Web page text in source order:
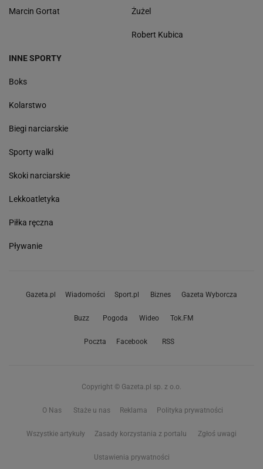
Marcin Gortat Żużel
Robert Kubica
INNE SPORTY
Boks
Kolarstwo
Biegi narciarskie
Sporty walki
Skoki narciarskie
Lekkoatletyka
Piłka ręczna
Pływanie
Gazeta.pl Wiadomości Sport.pl Biznes Gazeta Wyborcza
Buzz Pogoda Wideo Tok.FM
Poczta Facebook RSS
Copyright © Gazeta.pl sp. z o.o.
O Nas Staże u nas Reklama Polityka prywatności
Wszystkie artykuły Zasady korzystania z portalu Zgłoś uwagi
Ustawienia prywatności